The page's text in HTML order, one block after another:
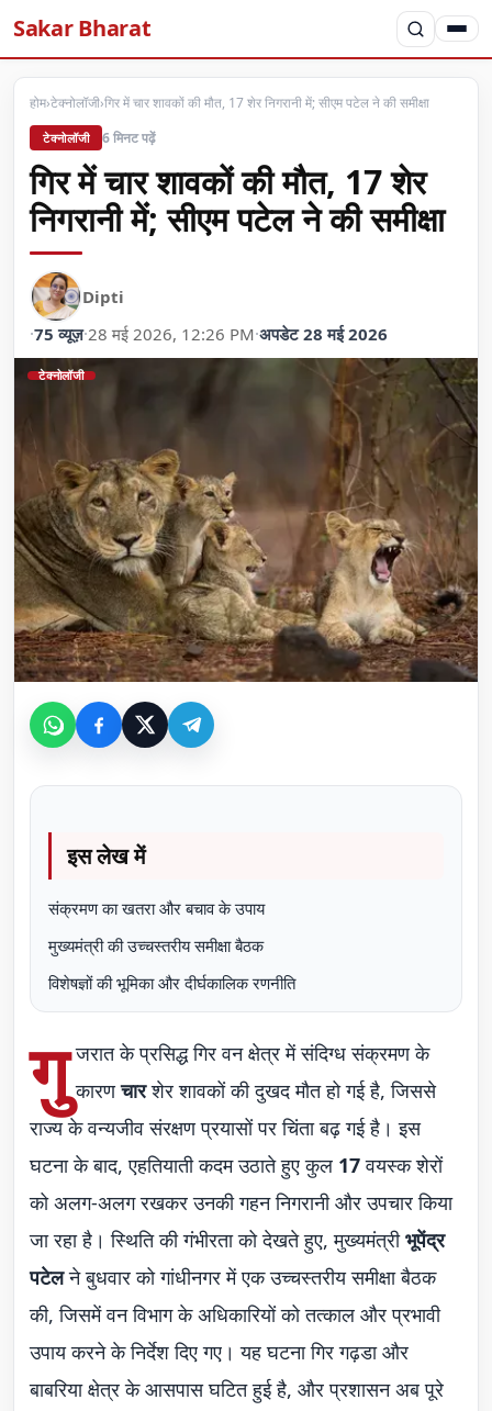
Sakar Bharat
होम›टेक्नोलॉजी›गिर में चार शावकों की मौत, 17 शेर निगरानी में; सीएम पटेल ने की समीक्षा
टेक्नोलॉजी 6 मिनट पढ़ें
गिर में चार शावकों की मौत, 17 शेर
निगरानी में; सीएम पटेल ने की समीक्षा
Dipti
·75 व्यूज़·28 मई 2026, 12:26 PM·अपडेट 28 मई 2026
टेक्नोलॉजी
इस लेख में
संक्रमण का खतरा और बचाव के उपाय
मुख्यमंत्री की उच्चस्तरीय समीक्षा बैठक
विशेषज्ञों की भूमिका और दीर्घकालिक रणनीति
गु जरात के प्रसिद्ध गिर वन क्षेत्र में संदिग्ध संक्रमण के
कारणचारशेर शावकों की दुखद मौत हो गई है, जिससे
राज्य के वन्यजीव संरक्षण प्रयासों पर चिंता बढ़ गई है। इस
घटना के बाद, एहतियाती कदम उठाते हुए कुल 17वयस्क शेरों
को अलग-अलग रखकर उनकी गहन निगरानी और उपचार किया
जा रहा है। स्थिति की गंभीरता को देखते हुए, मुख्यमंत्रीभूपेंद्र
पटेलने बुधवार को गांधीनगर में एक उच्चस्तरीय समीक्षा बैठक
की, जिसमें वन विभाग के अधिकारियों को तत्काल और प्रभावी
उपाय करने के निर्देश दिए गए। यह घटना गिर गढ़डा और
बाबरिया क्षेत्र के आसपास घटित हुई है, और प्रशासन अब पूरे